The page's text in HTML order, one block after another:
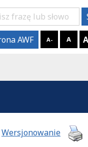
AWF A- A
Wersjonowanie